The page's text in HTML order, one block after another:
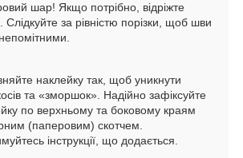
шар! Якщо потрібно, відріжте
Слідкуйте за рівністю порізки, щоб шви
наклейку так, щоб уникнути
та «зморшок». Надійно зафіксуйте
по верхньому та боковому краям
(паперовим) скотчем.
інструкції, що додається.